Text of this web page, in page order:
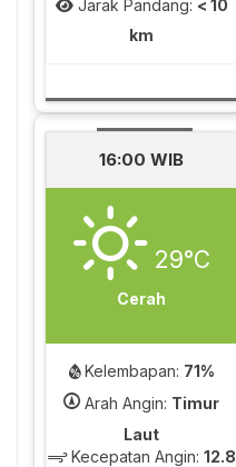
Jarak Pandang: < 10
km
16:00 WIB
29°C
Cerah
Kelembapan: 71%
Arah Angin: Timur
Laut
Kecepatan Angin: 12.8